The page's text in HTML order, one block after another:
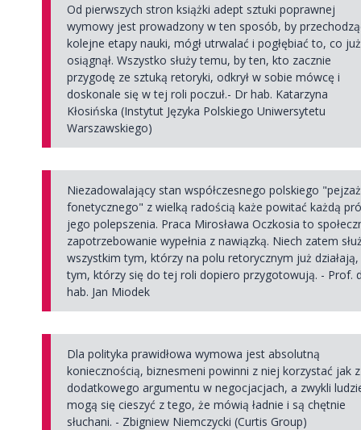
Od pierwszych stron książki adept sztuki poprawnej
wymowy jest prowadzony w ten sposób, by
kolejne etapy nauki, mógł utrwalać i pogłębiać to, co już
osiągnął. Wszystko służy temu, by ten, kto zacznie
przygodę ze sztuką retoryki, odkrył w sobie mówcę i
doskonale się w tej roli poczuł.- Dr hab. Katarzyna
Kłosińska (Instytut Języka Polskiego Uniwersytetu
Warszawskiego)
Niezadowalający stan współczesnego polskiego
fonetycznego" z wielką radością każe powitać każdą
jego polepszenia. Praca Mirosława Oczkosia to
zapotrzebowanie wypełnia z nawiązką. Niech zatem
wszystkim tym, którzy na polu retorycznym już
tym, którzy się do tej roli dopiero przygotowują. - Prof.
hab. Jan Miodek
Dla polityka prawidłowa wymowa jest absolutną
koniecznością, biznesmeni powinni z niej korzystać jak z
dodatkowego argumentu w negocjacjach, a zwykli
mogą się cieszyć z tego, że mówią ładnie i są chętnie
słuchani. - Zbigniew Niemczycki (Curtis Group)